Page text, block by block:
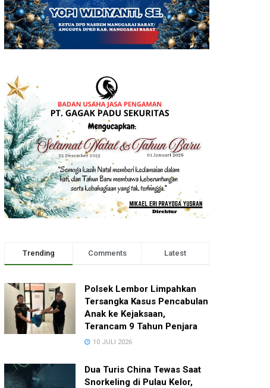
Trending Comments Latest
Polsek Lembor Limpahkan
Tersangka Kasus Pencabulan
Anak ke Kejaksaan,
Terancam 9 Tahun Penjara
10 JULI 2026
Dua Turis China Tewas Saat
Snorkeling di Pulau Kelor,